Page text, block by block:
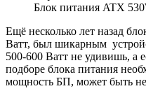
Блок питания ATX
Ещё несколько лет назад
Ватт, был шикарным
500-600 Ватт не удивишь, а
подборе блока питания
мощность БП, может быть